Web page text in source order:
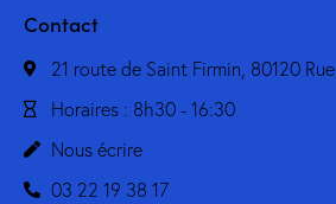
Contact
21 route de Saint Firmin, 80120 Rue
Horaires : 8h30 - 16:30
Nous écrire
03 22 19 38 17